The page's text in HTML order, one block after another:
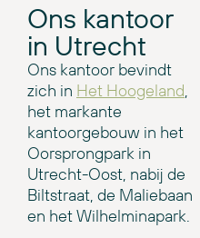
Ons kantoor
in Utrecht
Ons kantoor bevindt
zich in Het Hoogeland,
het markante
kantoorgebouw in het
Oorsprongpark in
Utrecht-Oost, nabij de
Biltstraat, de Maliebaan
en het Wilhelminapark.